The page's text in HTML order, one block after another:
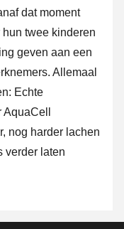
dat moment
twee kinderen
geven aan een
Allemaal
Echte
nog harder lachen
verder laten